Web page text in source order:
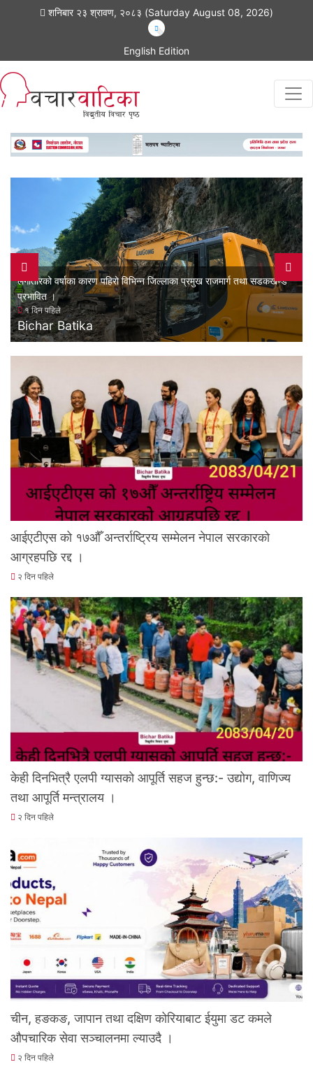
शनिबार २३ श्रावण, २०८३ (Saturday August 08, 2026)
English Edition
लगातारको वर्षाका कारण पहिरो विभिन्न जिल्लाका प्रमुख राजमार्ग तथा सडकखण्ड
प्रभावित ।
१ दिन पहिले
Bichar Batika
आईएटीएस को १७औँ अन्तर्राष्ट्रिय सम्मेलन नेपाल सरकारको
आग्रहपछि रद्द ।
२ दिन पहिले
केही दिनभित्रै एलपी ग्यासकाे आपूर्ति सहज हुन्छ:- उद्योग, वाणिज्य
तथा आपूर्ति मन्त्रालय ।
२ दिन पहिले
चीन, हङकङ, जापान तथा दक्षिण कोरियाबाट ईयुमा डट कमले
औपचारिक सेवा सञ्चालनमा ल्याउदै ।
२ दिन पहिले